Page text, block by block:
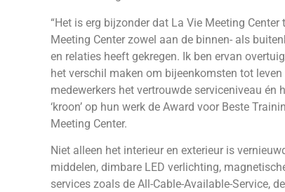
“Het is erg bijzonder dat La Vie Meeting
Meeting Center zowel aan de binnen- als
en relaties heeft gekregen. Ik ben ervan
het verschil maken om bijeenkomsten tot
medewerkers het vertrouwde serviceniveau
‘kroon’ op hun werk de Award voor Beste
Meeting Center.
Niet alleen het interieur en exterieur is
middelen, dimbare LED verlichting,
services zoals de All-Cable-Available-Service,